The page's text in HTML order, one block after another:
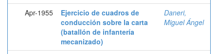
Apr-1955
Ejercicio de cuadros de
conducción sobre la carta
(batallón de infantería
mecanizado)
Daneri,
Miguel Ángel